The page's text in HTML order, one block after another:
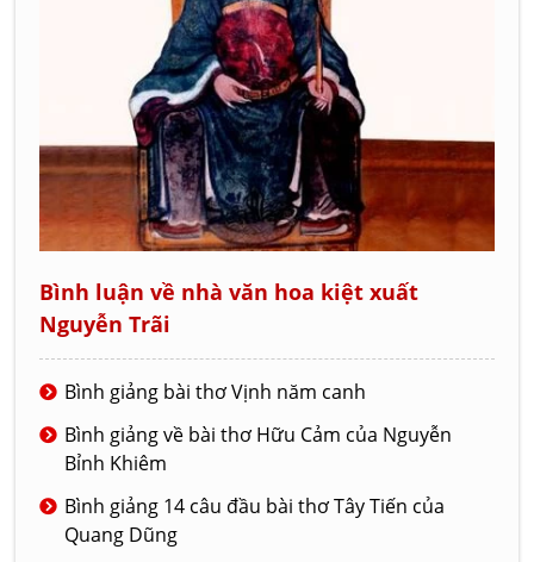
Bình luận về nhà văn hoa kiệt xuất
Nguyễn Trãi
Bình giảng bài thơ Vịnh năm canh
Bình giảng về bài thơ Hữu Cảm của Nguyễn
Bỉnh Khiêm
Bình giảng 14 câu đầu bài thơ Tây Tiến của
Quang Dũng